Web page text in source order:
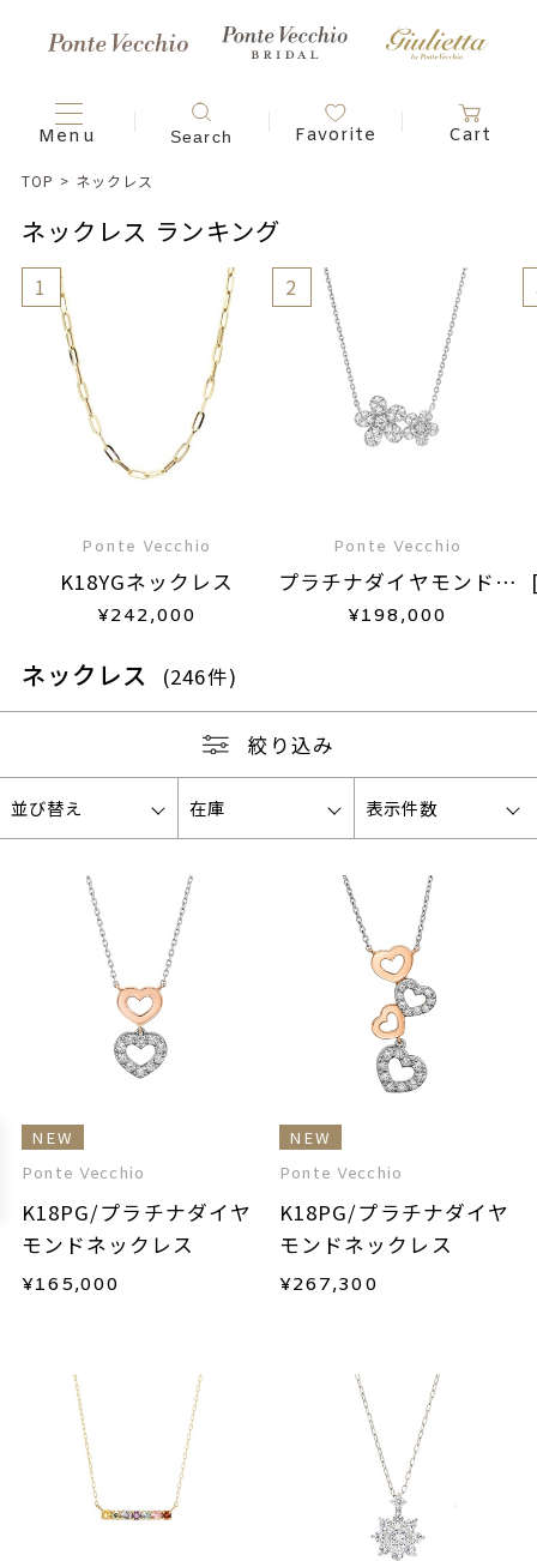
TOP > ネックレス
ネックレス ランキング
1
Ponte Vecchio
K18YGネックレス
¥242,000
2
Ponte Vecchio
プラチナダイヤモンドネ
ックレス
¥198,000
ネックレス (246件)
絞り込み
並び替え 在庫 表示件数
NEW
Ponte Vecchio
K18PG/プラチナダイヤ
モンドネックレス
¥165,000
NEW
Ponte Vecchio
K18PG/プラチナダイヤ
モンドネックレス
¥267,300